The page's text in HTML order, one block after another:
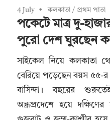
4 July কলকাতা / প্রথম পাতা
পকেটে মাত্র দু-
পুরো দেশ ঘুরছেন
সাইকেল নিয়ে কলকাতা
বেরিয়ে পড়েছেন বয়স ৫৫-র
বাসিন্দা। বছরের
অন্ধ্রপ্রদেশে হয়ে